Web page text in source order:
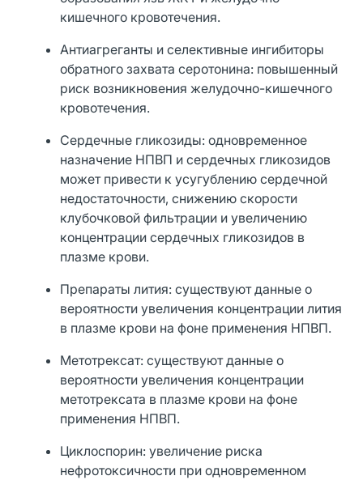
кишечного кровотечения.
Антиагреганты и селективные ингибиторы
обратного захвата серотонина: повышенный
риск возникновения желудочно-кишечного
кровотечения.
Сердечные гликозиды: одновременное
назначение НПВП и сердечных гликозидов
может привести к усугублению сердечной
недостаточности, снижению скорости
клубочковой фильтрации и увеличению
концентрации сердечных гликозидов в
плазме крови.
Препараты лития: существуют данные о
вероятности увеличения концентрации лития
в плазме крови на фоне применения НПВП.
Метотрексат: существуют данные о
вероятности увеличения концентрации
метотрексата в плазме крови на фоне
применения НПВП.
Циклоспорин: увеличение риска
нефротоксичности при одновременном